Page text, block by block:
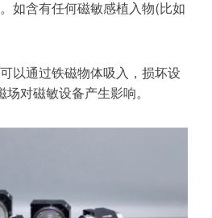
如含有任何磁敏感植入物(比如
以通过铁磁物体吸入，损坏设
对磁敏设备产生影响。